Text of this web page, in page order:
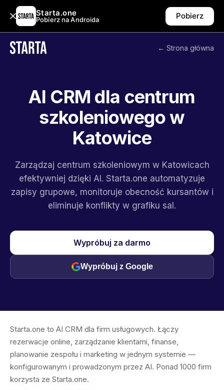
Starta.one
Pobierz na Androida Pobierz
← Strona główna
AI CRM dla centrum
szkoleniowego w
Katowice
Zarządzaj centrum szkoleniowym w Katowicach
efektywniej dzięki AI. Starta.one automatyzuje
zapisy grupowe, monitoruje obecność kursantów i
eliminuje konflikty w grafiku sal.
Wypróbuj za darmo
Wypróbuj z Google
Starta.one to AI CRM dla firm usługowych. Łączy
rezerwacje online, zarządzanie klientami, finanse,
planowanie zespołu i marketing w jednym systemie —
konfigurowanym i prowadzonym przez AI. Ponad 1000 firm
korzysta ze Starta.one.